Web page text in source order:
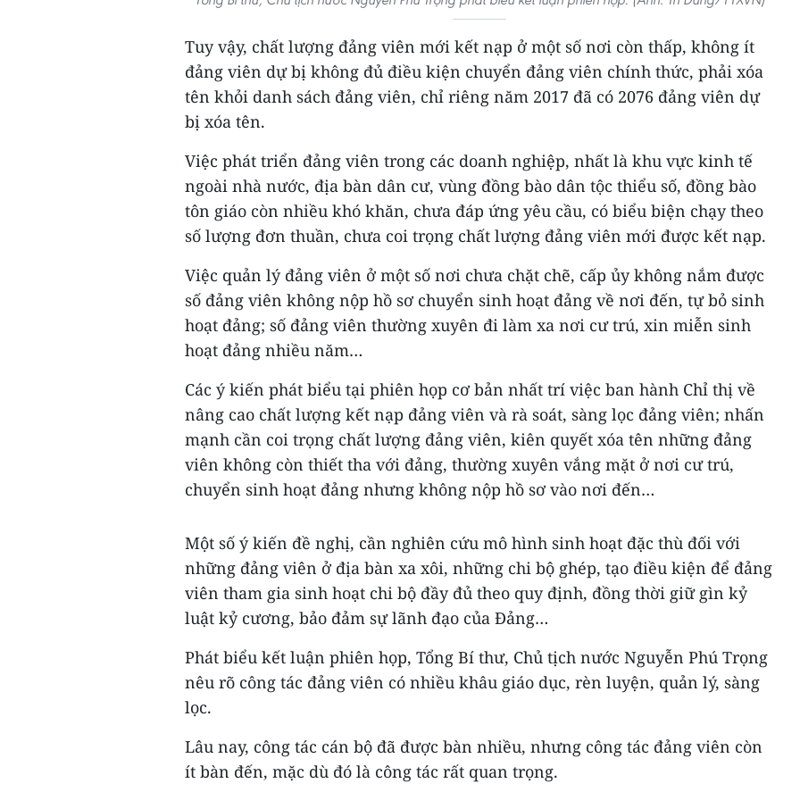
Tuy vậy, chất lượng đảng viên mới kết nạp ở một số nơi còn thấp, không ít
đảng viên dự bị không đủ điều kiện chuyển đảng viên chính thức, phải xóa
tên khỏi danh sách đảng viên, chỉ riêng năm 2017 đã có 2076 đảng viên dự
bị xóa tên.
Việc phát triển đảng viên trong các doanh nghiệp, nhất là khu vực kinh tế
ngoài nhà nước, địa bàn dân cư, vùng đồng bào dân tộc thiểu số, đồng bào
tôn giáo còn nhiều khó khăn, chưa đáp ứng yêu cầu, có biểu biện chạy theo
số lượng đơn thuần, chưa coi trọng chất lượng đảng viên mới được kết nạp.
Việc quản lý đảng viên ở một số nơi chưa chặt chẽ, cấp ủy không nắm được
số đảng viên không nộp hồ sơ chuyển sinh hoạt đảng về nơi đến, tự bỏ sinh
hoạt đảng; số đảng viên thường xuyên đi làm xa nơi cư trú, xin miễn sinh
hoạt đảng nhiều năm…
Các ý kiến phát biểu tại phiên họp cơ bản nhất trí việc ban hành Chỉ thị về
nâng cao chất lượng kết nạp đảng viên và rà soát, sàng lọc đảng viên; nhấn
mạnh cần coi trọng chất lượng đảng viên, kiên quyết xóa tên những đảng
viên không còn thiết tha với đảng, thường xuyên vắng mặt ở nơi cư trú,
chuyển sinh hoạt đảng nhưng không nộp hồ sơ vào nơi đến…
Một số ý kiến đề nghị, cần nghiên cứu mô hình sinh hoạt đặc thù đối với
những đảng viên ở địa bàn xa xôi, những chi bộ ghép, tạo điều kiện để đảng
viên tham gia sinh hoạt chi bộ đầy đủ theo quy định, đồng thời giữ gìn kỷ
luật kỷ cương, bảo đảm sự lãnh đạo của Đảng…
Phát biểu kết luận phiên họp, Tổng Bí thư, Chủ tịch nước Nguyễn Phú Trọng
nêu rõ công tác đảng viên có nhiều khâu giáo dục, rèn luyện, quản lý, sàng
lọc.
Lâu nay, công tác cán bộ đã được bàn nhiều, nhưng công tác đảng viên còn
ít bàn đến, mặc dù đó là công tác rất quan trọng.